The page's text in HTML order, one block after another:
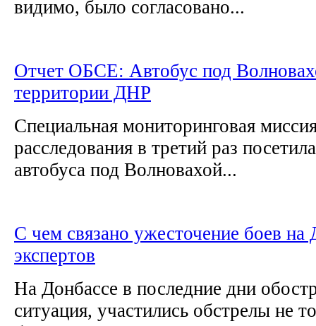
видимо, было согласовано...
Отчет ОБСЕ: Автобус под
территории ДНР
Специальная мониторинговая
расследования в третий раз
автобуса под Волновахой...
С чем связано ужесточение боев на
экспертов
На Донбассе в последние дни
ситуация, участились обстрелы не